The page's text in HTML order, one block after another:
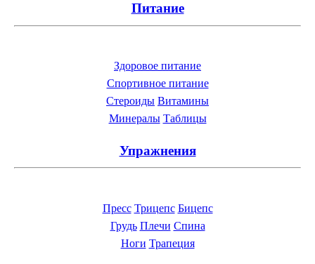
Питание
Здоровое питание
Спортивное питание
Стероиды Витамины
Минералы Таблицы
Упражнения
Пресс Трицепс Бицепс
Грудь Плечи Спина
Ноги Трапеция